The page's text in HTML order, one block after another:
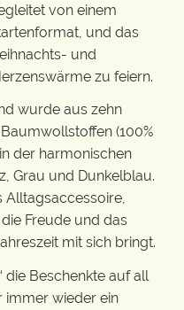
von einem
und das
und
zu feiern.
wurde aus zehn
(100%
der harmonischen
Grau und Dunkelblau.
Alltagsaccessoire,
Freude und das
mit sich bringt.
die Beschenkte auf all
immer wieder ein